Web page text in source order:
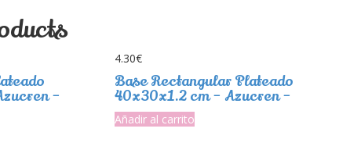
–
4.30€
Base Rectangular Plateado
40x30x1.2 cm – Azucren –
Añadir al carrito